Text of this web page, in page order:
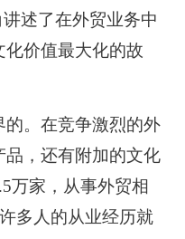
述了在外贸业务中
价值最大化的故
。在竞争激烈的外
，还有附加的文化
万家，从事外贸相
多人的从业经历就